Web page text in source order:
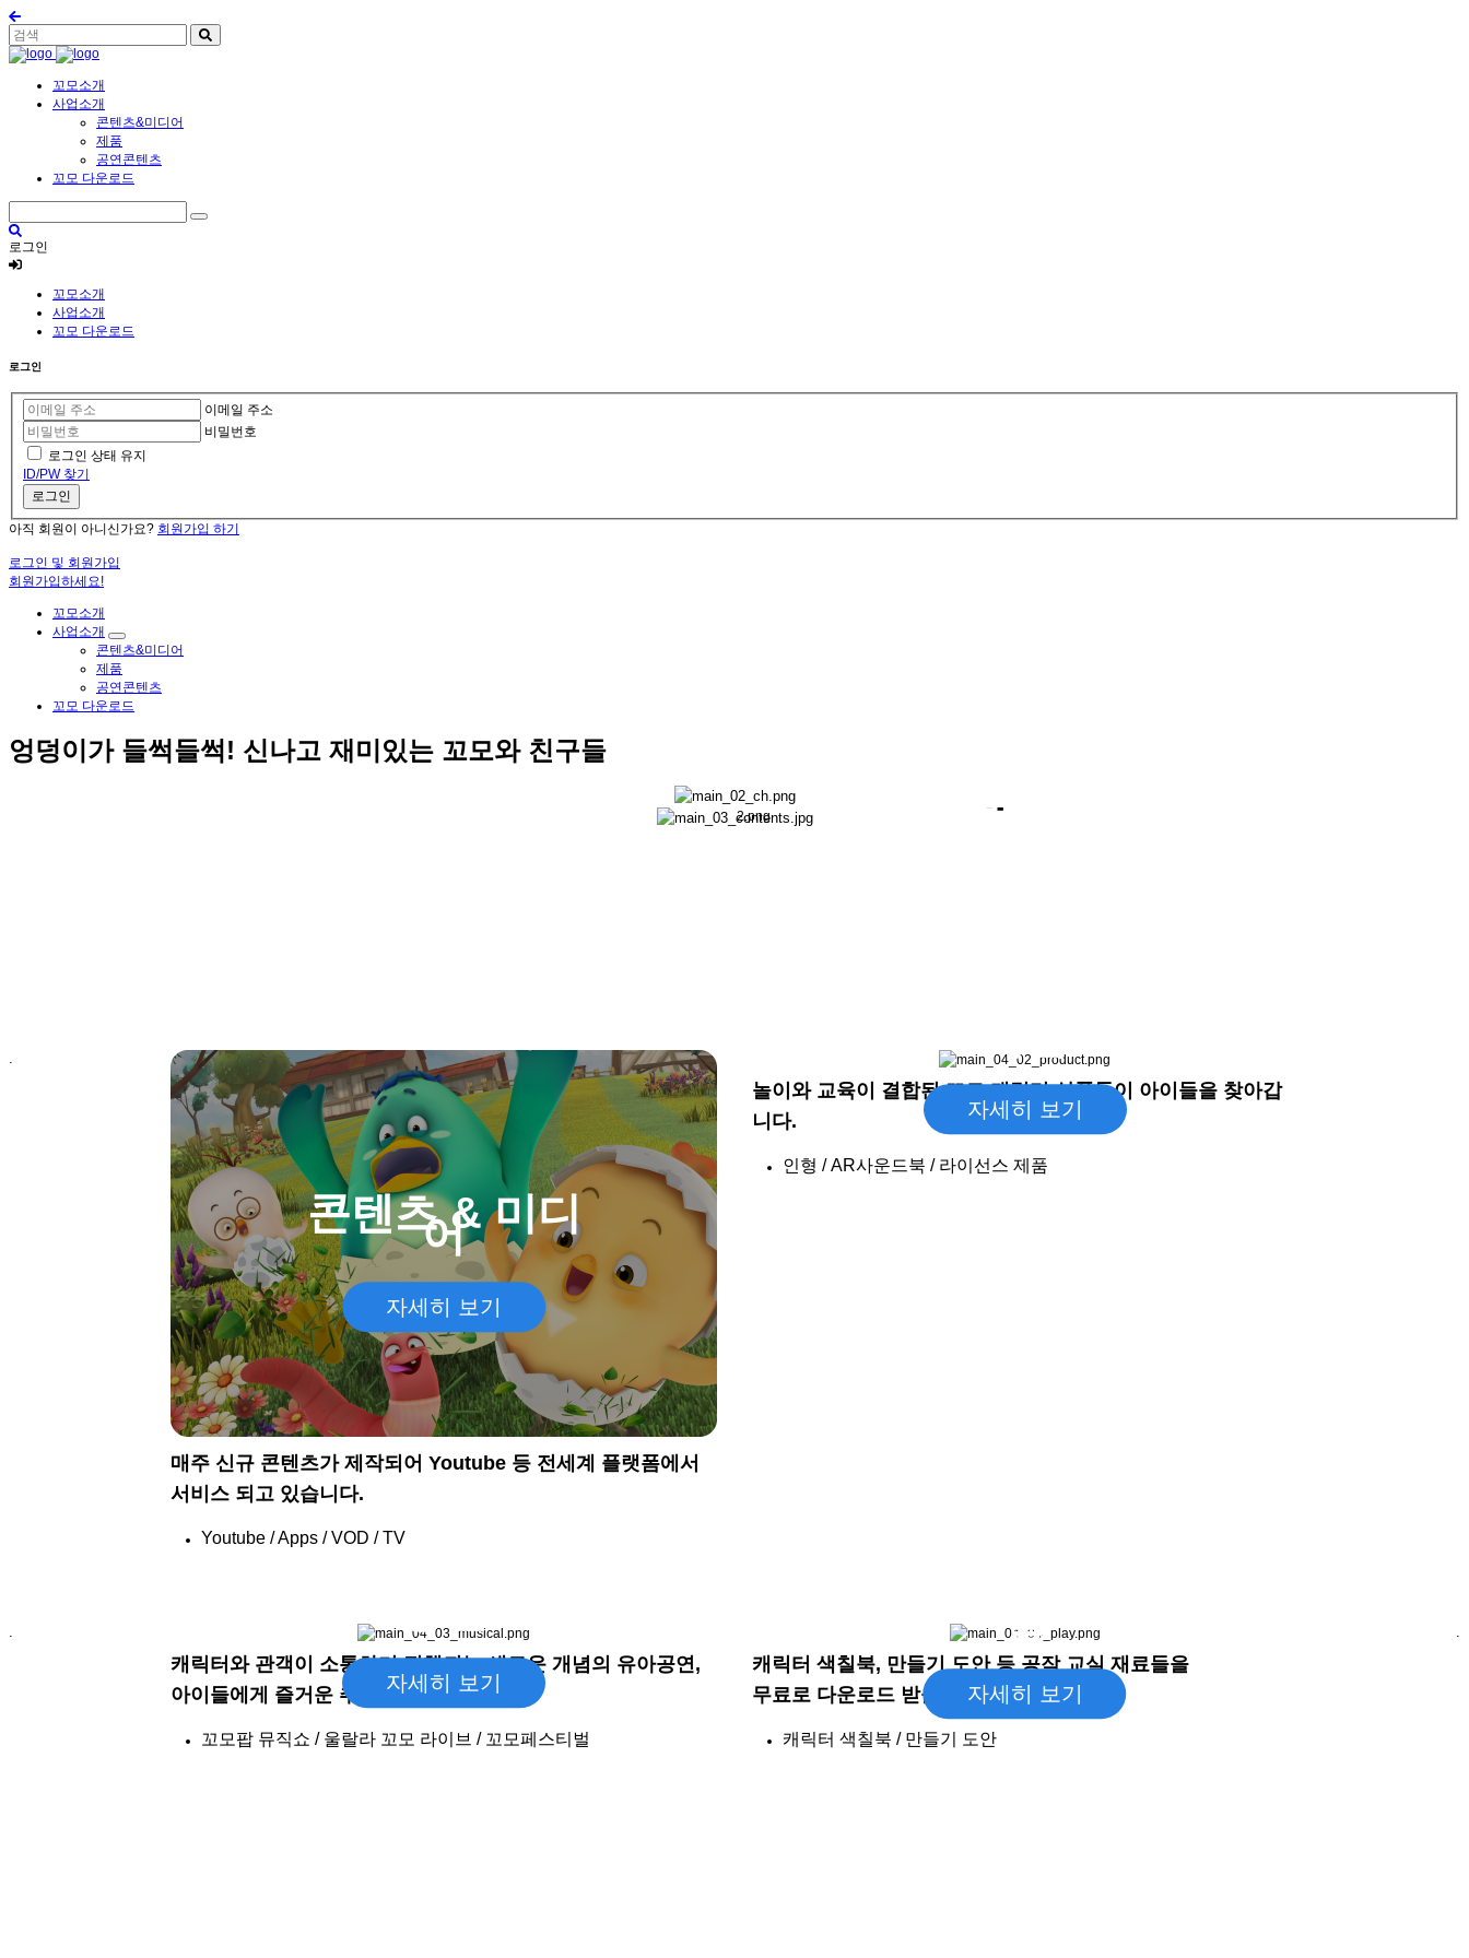
꼬모소개
사업소개
콘텐츠&미디어
제품
공연콘텐츠
꼬모 다운로드
로그인
꼬모소개
사업소개
꼬모 다운로드
로그인
이메일 주소
비밀번호
로그인 상태 유지
ID/PW 찾기
로그인
아직 회원이 아니신가요? 회원가입 하기
로그인 및 회원가입
회원가입하세요!
꼬모소개
사업소개
콘텐츠&미디어
제품
공연콘텐츠
꼬모 다운로드
엉덩이가 들썩들썩! 신나고 재미있는 꼬모와 친구들
놀이와 교육을 결합시켜 배우는 즐거움을 선물합니다.
Content Power
3,850,000+
누적 구독자 수
.
콘텐츠 & 미디
어
자세히 보기
매주 신규 콘텐츠가 제작되어 Youtube 등 전세계 플랫폼에서
서비스 되고 있습니다.
Youtube / Apps / VOD / TV
자세히 보기
놀이와 교육이 결합된 꼬모 캐릭터 상품들이 아이들을 찾아갑
니다.
인형 / AR사운드북 / 라이선스 제품
.
자세히 보기
캐릭터와 관객이 소통하며 진행되는 새로운 개념의 유아공연,
아이들에게 즐거운 추억을 선물합니다.
꼬모팝 뮤직쇼 / 울랄라 꼬모 라이브 / 꼬모페스티벌
실
자세히 보기
캐릭터 색칠북, 만들기 도안 등 공작 교실 재료들을
무료로 다운로드 받을 수 있습니다.
캐릭터 색칠북 / 만들기 도안
.